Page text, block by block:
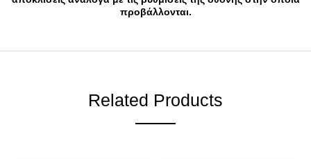
προβάλλονται.
Related Products